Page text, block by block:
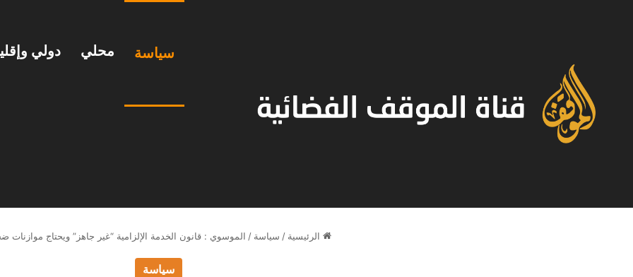
سياسة محلي دولي
الرئيسية / سياسة / الموسوي : قانون الخدمة الإلزامية “غير جاهز” ويحتاج موازنات
سياسة